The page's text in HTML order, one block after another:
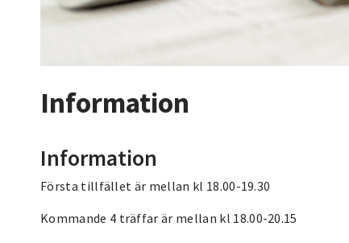
Information
Information
Första tillfället är mellan kl 18.00-19.30
Kommande 4 träffar är mellan kl 18.00-20.15